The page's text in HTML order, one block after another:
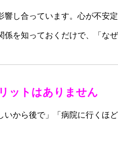
響し合っています。心が不安
を知っておくだけで、「な
ットはありません
いから後で」「病院に行く